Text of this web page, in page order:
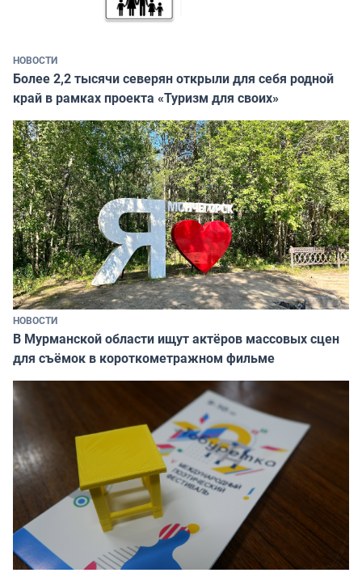
НОВОСТИ
Более 2,2 тысячи северян открыли для себя родной
край в рамках проекта «Туризм для своих»
НОВОСТИ
В Мурманской области ищут актёров массовых сцен
для съёмок в короткометражном фильме